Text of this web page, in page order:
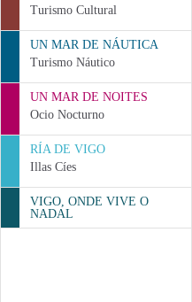
Turismo Cultural
UN MAR DE NÁUTICA
Turismo Náutico
UN MAR DE NOITES
Ocio Nocturno
RÍA DE VIGO
Illas Cíes
VIGO, ONDE VIVE O
NADAL